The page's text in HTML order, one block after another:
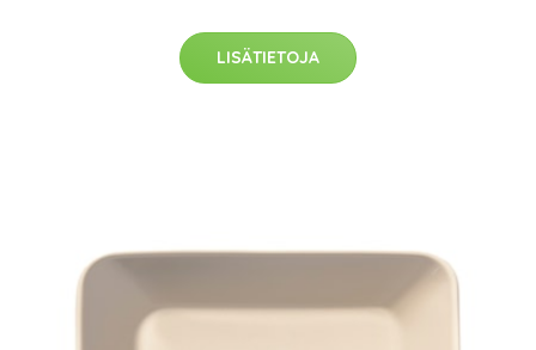
LISÄTIETOJA